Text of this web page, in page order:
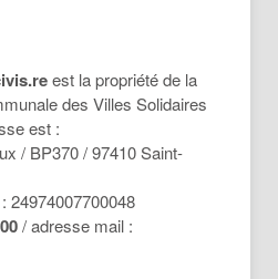
est la propriété de la
des Villes Solidaires
est :
/ BP370 / 97410 Saint-
24974007700048
/ adresse mail :